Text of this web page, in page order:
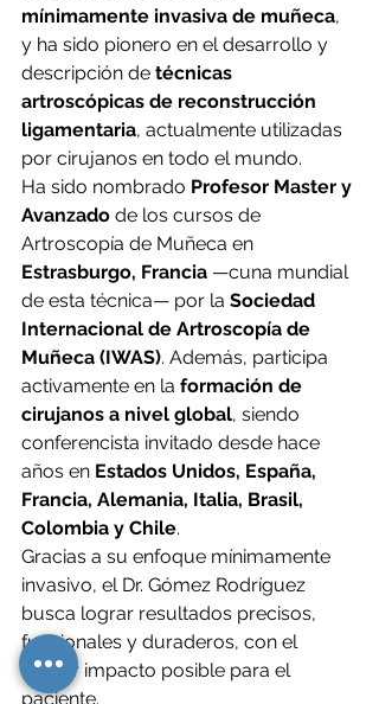
mínimamente invasiva de muñeca,
y ha sido pionero en el desarrollo y
descripción de técnicas
artroscópicas de reconstrucción
ligamentaria, actualmente utilizadas
por cirujanos en todo el mundo.
Ha sido nombrado Profesor Master y
Avanzado de los cursos de
Artroscopía de Muñeca en
Estrasburgo, Francia —cuna mundial
de esta técnica— por la Sociedad
Internacional de Artroscopía de
Muñeca (IWAS). Además, participa
activamente en la formación de
cirujanos a nivel global, siendo
conferencista invitado desde hace
años en Estados Unidos, España,
Francia, Alemania, Italia, Brasil,
Colombia y Chile.
Gracias a su enfoque mínimamente
invasivo, el Dr. Gómez Rodríguez
busca lograr resultados precisos,
funcionales y duraderos, con el
menor impacto posible para el
paciente.